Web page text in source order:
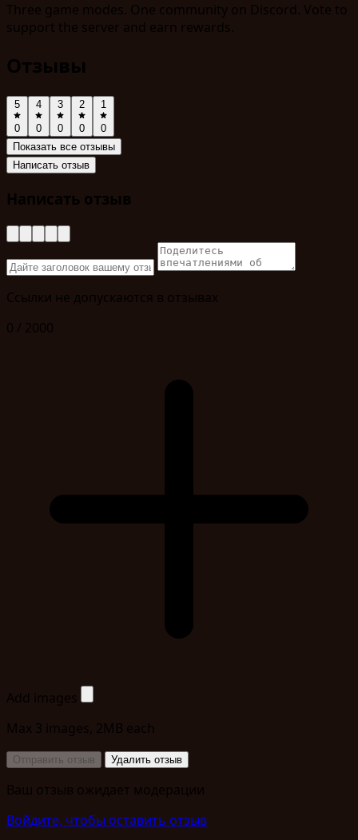
Three game modes. One community on Discord. Vote to
support the server and earn rewards.
Отзывы
5
0
4
0
3
0
2
0
1
0
Показать все отзывы
Написать отзыв
Написать отзыв
Ссылки не допускаются в отзывах
0 / 2000
Add images
Max 3 images, 2MB each
Отправить отзыв Удалить отзыв
Ваш отзыв ожидает модерации
Войдите, чтобы оставить отзыв